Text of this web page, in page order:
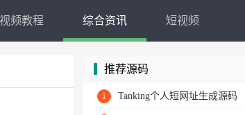
视频教程 综合资讯 短视频
推荐源码
1 Tanking个人短网址生成源码